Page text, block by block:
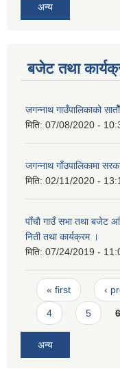
अन्य
बजेट तथा
जगन्नाथ गाउँपालिकाको
मिति: 07/08/2020 -
जगन्नाथ गाँउपालिकामा
मिति: 02/11/2020 -
पाँचाै गाउँ सभा तथा बजेट
निती तथा कार्यक्रम ।
मिति: 07/24/2019 -
Pages
« first ‹
4 5 6
अन्य